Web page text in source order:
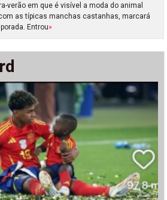
verão em que é visível a moda do animal
as típicas manchas castanhas, marcará
Entrou»